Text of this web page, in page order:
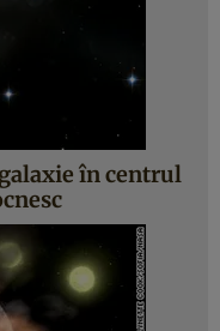
în centrul